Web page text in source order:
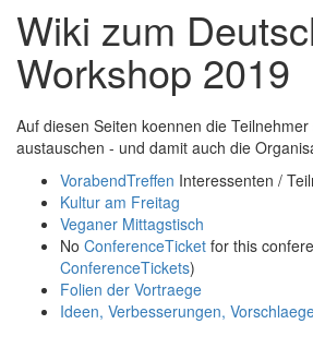
Wiki zum
Workshop 2019
Auf diesen Seiten koennen die
austauschen - und damit auch die
VorabendTreffen Interessenten /
Kultur am Freitag
Veganer Mittagstisch
No ConferenceTicket for this
ConferenceTickets)
Folien der Vortraege
Ideen, Verbesserungen,